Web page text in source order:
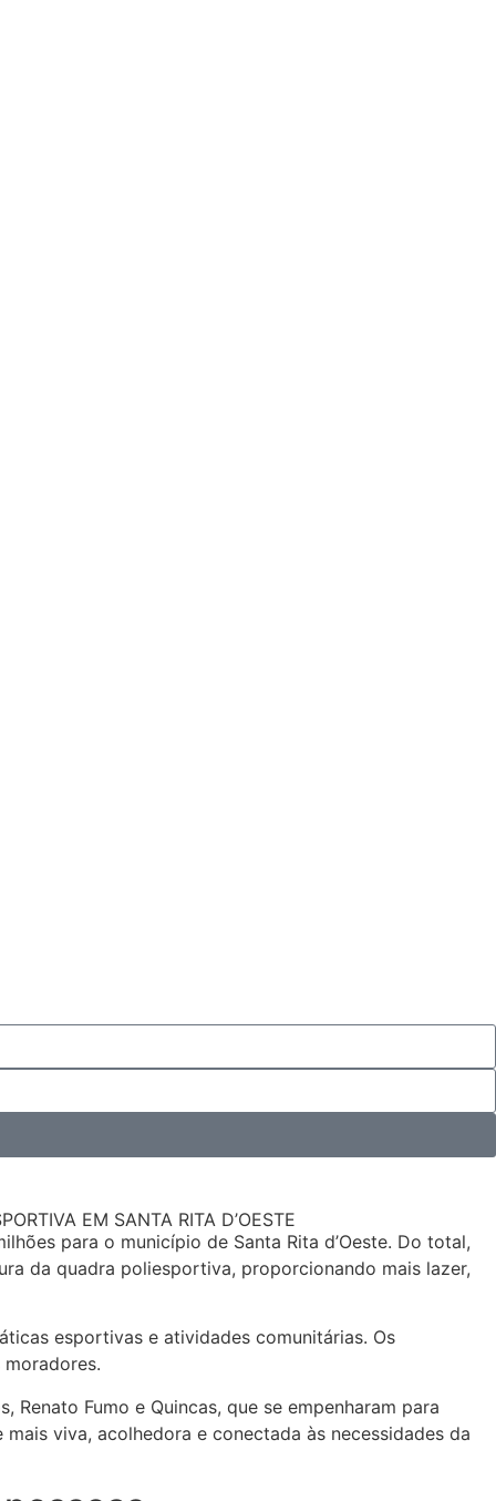
EM SANTA RITA D’OESTE
para o município de Santa Rita d’Oeste. Do total,
da quadra poliesportiva, proporcionando mais lazer,
esportivas e atividades comunitárias. Os
Fumo e Quincas, que se empenharam para
viva, acolhedora e conectada às necessidades da